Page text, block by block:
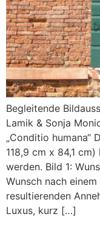
Begleitende
Lamik & Sonja
„Conditio humana“
118,9 cm x 84,1
werden. Bild 1:
Wunsch nach
resultierenden
Luxus, kurz […]